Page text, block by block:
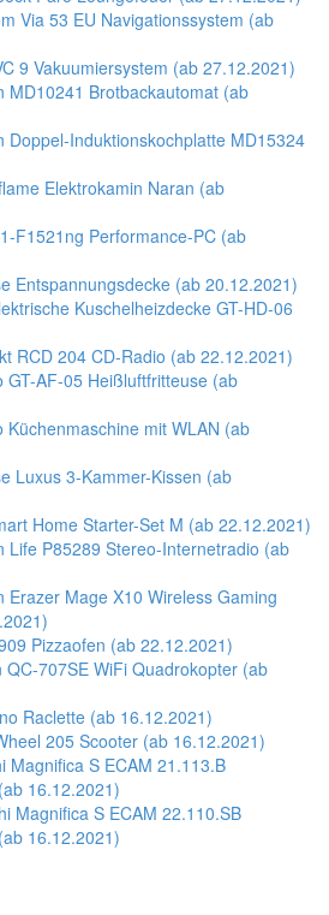
Via 53 EU Navigationssystem (ab
9 Vakuumiersystem (ab 27.12.2021)
MD10241 Brotbackautomat (ab
Doppel-Induktionskochplatte MD15324
Elektrokamin Naran (ab
F1521ng Performance-PC (ab
Entspannungsdecke (ab 20.12.2021)
Kuschelheizdecke GT-HD-06
RCD 204 CD-Radio (ab 22.12.2021)
GT-AF-05 Heißluftfritteuse (ab
Küchenmaschine mit WLAN (ab
Luxus 3-Kammer-Kissen (ab
Home Starter-Set M (ab 22.12.2021)
Life P85289 Stereo-Internetradio (ab
Erazer Mage X10 Wireless Gaming
Pizzaofen (ab 22.12.2021)
707SE WiFi Quadrokopter (ab
Raclette (ab 16.12.2021)
205 Scooter (ab 16.12.2021)
Magnifica S ECAM 21.113.B
16.12.2021)
Magnifica S ECAM 22.110.SB
16.12.2021)